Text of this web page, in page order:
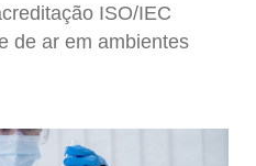
ISO/IEC
de ar em ambientes